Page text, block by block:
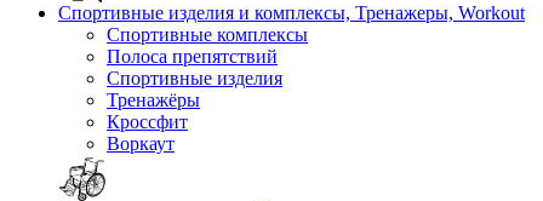
Спортивные изделия и комплексы, Тренажеры, Workout
Спортивные комплексы
Полоса препятствий
Спортивные изделия
Тренажёры
Кроссфит
Воркаут